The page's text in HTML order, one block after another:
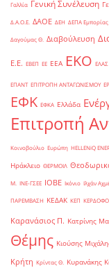
Γαλλία Γενική Συνέλευση
Δ.Α.Ο.Ε. ΔΑΟΕ ΔΕΗ ΔΕΠΑ Εμπορίας
Δαγούμας Θ. Διαβούλευση
Ε.Ε. ΕΒΕΠ ΕΕ ΕΕΑ ΕΚΟ ΕΛΑΣ
ΕΠΑΝΤ ΕΠΙΤΡΟΠΗ ΑΝΤΑΓΩΝΙΣΜΟΥ
ΕΦΚ ΕΦΚΑ Ελλάδα
Επιτροπή
Κοινοβούλιο Ευρώπη ΗELLENiQ
Ηράκλειο ΘΕΡΜΟΙΛ
Μ. ΙΝΕ-ΓΣΕΕ ΙΟΒΕ Ικόνιο Ιλχάν
ΠΑΡΕΜΒΑΣΗ ΚΕΔΑΚ ΚΕΠ
Καρανάσιος Π. Κατρίνης
Θέμης Κιούσης
Κρήτη Κρίντας Θ. Κυρανάκης